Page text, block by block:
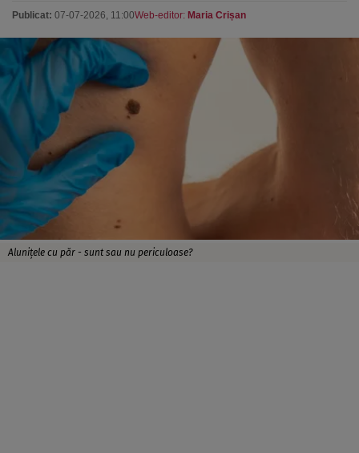
Publicat: 07-07-2026, 11:00Web-editor: Maria Crișan
Alunițele cu păr - sunt sau nu periculoase?